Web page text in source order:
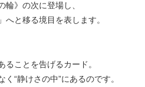
輪》の次に登場し、
へと移る境目を表します。
ることを告げるカード。
“静けさの中”にあるのです。